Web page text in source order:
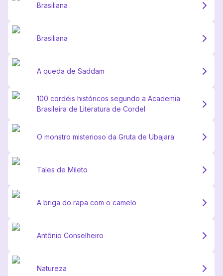
Brasiliana
Brasiliana
A queda de Saddam
100 cordéis históricos segundo a Academia
Brasileira de Literatura de Cordel
O monstro misterioso da Gruta de Ubajara
Tales de Mileto
A briga do rapa com o camelo
Antônio Conselheiro
Natureza